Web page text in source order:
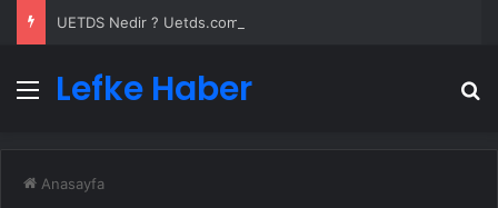
Menü
Lefke Haber
Anasayfa